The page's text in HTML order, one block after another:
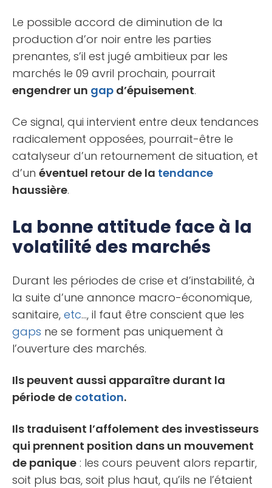
Le possible accord de diminution de la
production d’or noir entre les parties
prenantes, s’il est jugé ambitieux par les
marchés le 09 avril prochain, pourrait
engendrer un gap d’épuisement.
Ce signal, qui intervient entre deux tendances
radicalement opposées, pourrait-être le
catalyseur d’un retournement de situation, et
d’un éventuel retour de la tendance
haussière.
La bonne attitude face à la
volatilité des marchés
Durant les périodes de crise et d’instabilité, à
la suite d’une annonce macro-économique,
sanitaire, etc…, il faut être conscient que les
gaps ne se forment pas uniquement à
l’ouverture des marchés.
Ils peuvent aussi apparaître durant la
période de cotation.
Ils traduisent l’affolement des investisseurs
qui prennent position dans un mouvement
de panique : les cours peuvent alors repartir,
soit plus bas, soit plus haut, qu’ils ne l’étaient